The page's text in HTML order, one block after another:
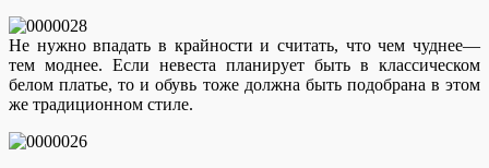
Не нужно впадать в крайности и считать, что чем чуднее—
тем моднее. Если невеста планирует быть в классическом
белом платье, то и обувь тоже должна быть подобрана в этом
же традиционном стиле.